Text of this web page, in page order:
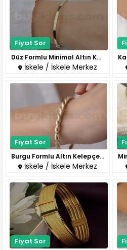
Fiyat Sor
Düz Formlu Minimal Altın Kelep..
İskele / İskele Merkez
Fiyat Sor
Burgu Formlu Altın Kelepçe Bil..
İskele / İskele Merkez
Fiyat Sor